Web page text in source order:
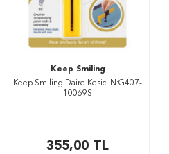
Keep Smiling
Keep Smiling Daire Kesici N:G407-
10069S
355,00 TL